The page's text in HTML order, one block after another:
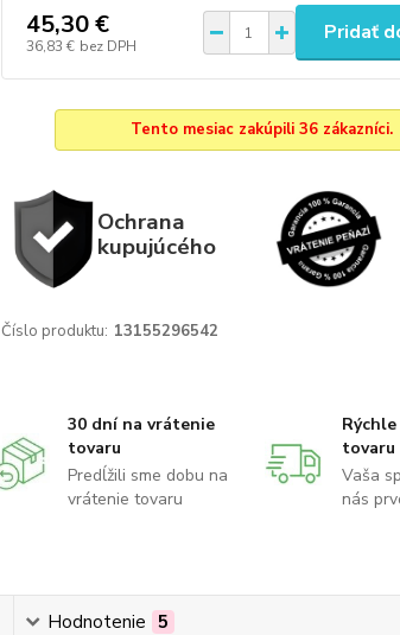
45,30 €
36,83 € bez DPH
Pridať
Tento mesiac zakúpili 36 zákazníci.
Ochrana
kupujúcého
Číslo produktu: 13155296542
30 dní na vrátenie
tovaru
Predĺžili sme dobu na
vrátenie tovaru
tovaru
Vaša
nás
Hodnotenie 5